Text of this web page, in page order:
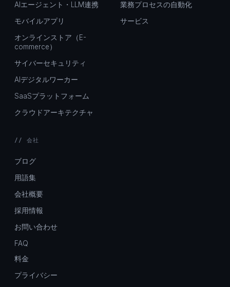
AIエージェント・LLM連携
モバイルアプリ
オンラインストア（E-
commerce）
サイバーセキュリティ
AIデジタルワーカー
SaaSプラットフォーム
クラウドアーキテクチャ
業務プロセスの自動化
サービス
// 会社
ブログ
用語集
会社概要
採用情報
お問い合わせ
FAQ
料金
プライバシー